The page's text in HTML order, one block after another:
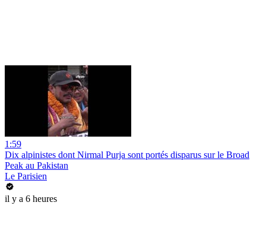
1:59
Dix alpinistes dont Nirmal Purja sont portés disparus sur le Broad
Peak au Pakistan
Le Parisien
il y a 6 heures